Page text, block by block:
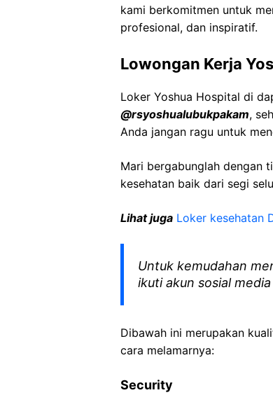
kami berkomitmen untuk
profesional, dan inspiratif.
Lowongan Kerja
Loker Yoshua Hospital di
@rsyoshualubukpakam,
Anda jangan ragu untuk
Mari bergabunglah dengan
kesehatan baik dari segi
Lihat juga Loker kesehatan
Untuk kemudahan
ikuti akun sosial media
Dibawah ini merupakan
cara melamarnya:
Security